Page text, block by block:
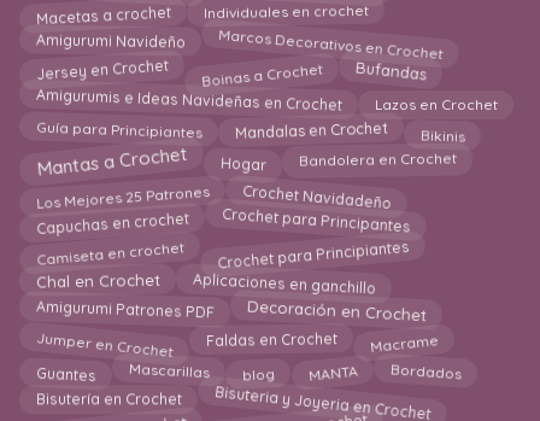
Macetas a crochet Individuales en crochet
Amigurumi Navideño Marcos Decorativos en Crochet
Jersey en Crochet Boinas a Crochet Bufandas
Amigurumis e Ideas Navideñas en Crochet Lazos en Crochet
Guía para Principiantes Mandalas en Crochet Bikinis
Mantas a Crochet Hogar Bandolera en Crochet
Los Mejores 25 Patrones Crochet Navidadeño
Capuchas en crochet Crochet para Principantes
Camiseta en crochet Crochet para Principiantes
Chal en Crochet Aplicaciones en ganchillo
Amigurumi Patrones PDF Decoración en Crochet
Jumper en Crochet Faldas en Crochet Macrame
Guantes Mascarillas blog MANTA Bordados
Bisutería en Crochet Bisuteria y Joyeria en Crochet